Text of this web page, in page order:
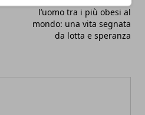
l’uomo tra i più obesi al
mondo: una vita segnata
da lotta e speranza